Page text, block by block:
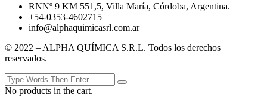
RNNº 9 KM 551,5, Villa María, Córdoba, Argentina.
+54-0353-4602715
info@alphaquimicasrl.com.ar
© 2022 – ALPHA QUÍMICA S.R.L. Todos los derechos
reservados.
No products in the cart.